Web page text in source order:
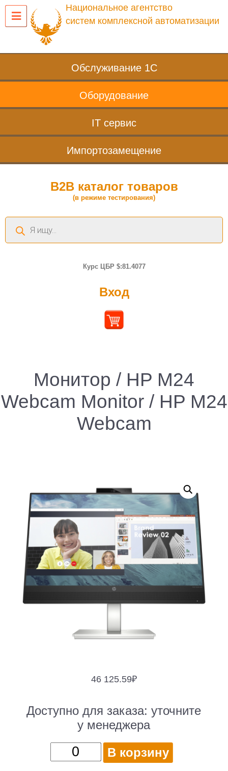
Национальное агентство
систем комплексной автоматизации
Обслуживание 1С
Оборудование
IT сервис
Импортозамещение
B2B каталог товаров
(в режиме тестирования)
Поиск
товаров
Курс ЦБР $:81.4077
Вход
Монитор / HP M24
Webcam Monitor / HP M24
Webcam
46 125.59₽
Доступно для заказа:уточните
у менеджера
Количество
товара
В корзину